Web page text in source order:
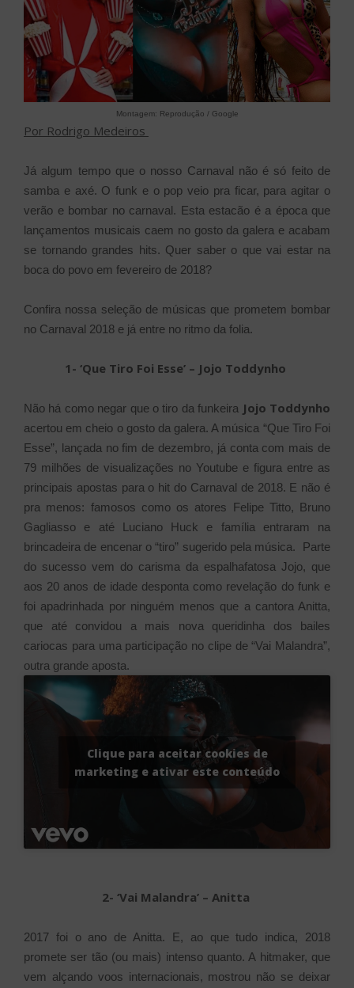
Montagem: Reprodução / Google
Por Rodrigo Medeiros
Já algum tempo que o nosso Carnaval não é só feito de
samba e axé. O funk e o pop veio pra ficar, para agitar o
verão e bombar no carnaval. Esta estacão é a época que
lançamentos musicais caem no gosto da galera e acabam
se tornando grandes hits. Quer saber o que vai estar na
boca do povo em fevereiro de 2018?
Confira nossa seleção de músicas que prometem bombar
no Carnaval 2018 e já entre no ritmo da folia.
1- ‘Que Tiro Foi Esse’ – Jojo Toddynho
Não há como negar que o tiro da funkeira Jojo Toddynho
acertou em cheio o gosto da galera. A música “Que Tiro Foi
Esse”, lançada no fim de dezembro, já conta com mais de
79 milhões de visualizações no Youtube e figura entre as
principais apostas para o hit do Carnaval de 2018. E não é
pra menos: famosos como os atores Felipe Titto, Bruno
Gagliasso e até Luciano Huck e família entraram na
brincadeira de encenar o “tiro” sugerido pela música. Parte
do sucesso vem do carisma da espalhafatosa Jojo, que
aos 20 anos de idade desponta como revelação do funk e
foi apadrinhada por ninguém menos que a cantora Anitta,
que até convidou a mais nova queridinha dos bailes
cariocas para uma participação no clipe de “Vai Malandra”,
outra grande aposta.
Clique para aceitar cookies de
marketing e ativar este conteúdo
2- ‘Vai Malandra’ – Anitta
2017 foi o ano de Anitta. E, ao que tudo indica, 2018
promete ser tão (ou mais) intenso quanto. A hitmaker, que
vem alçando voos internacionais, mostrou não se deixar